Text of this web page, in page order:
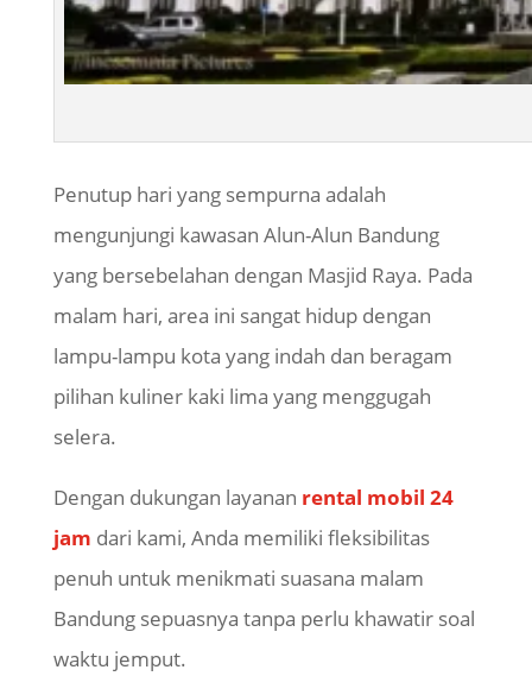
Penutup hari yang sempurna adalah
mengunjungi kawasan Alun-Alun Bandung
yang bersebelahan dengan Masjid Raya. Pada
malam hari, area ini sangat hidup dengan
lampu-lampu kota yang indah dan beragam
pilihan kuliner kaki lima yang menggugah
selera.
Dengan dukungan layanan rental mobil 24
jam dari kami, Anda memiliki fleksibilitas
penuh untuk menikmati suasana malam
Bandung sepuasnya tanpa perlu khawatir soal
waktu jemput.